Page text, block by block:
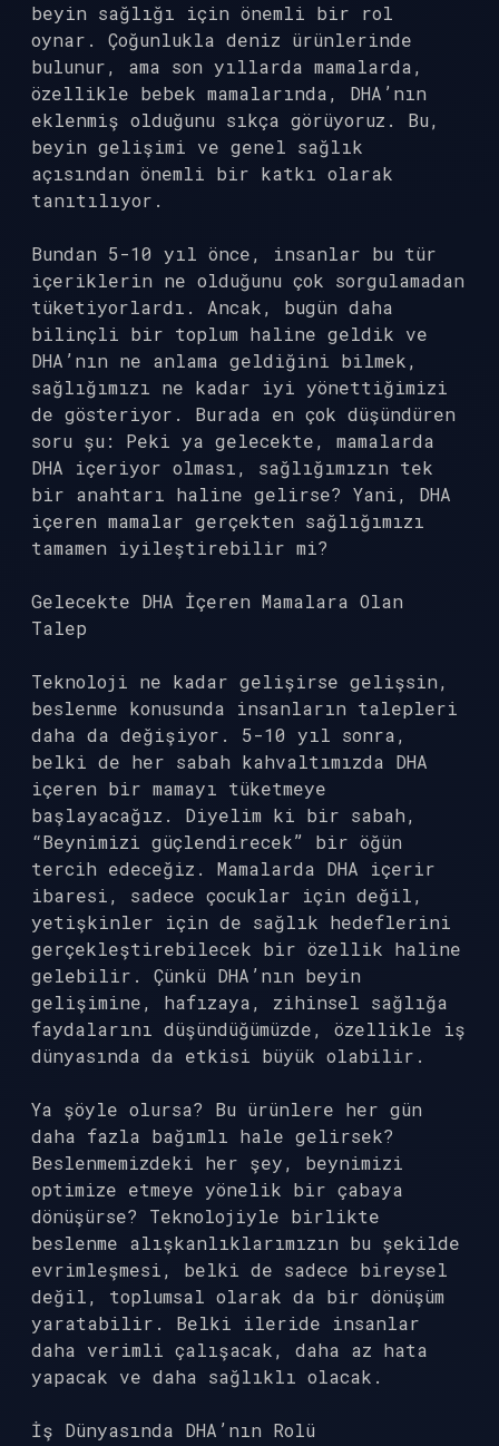
beyin sağlığı için önemli bir rol
oynar. Çoğunlukla deniz ürünlerinde
bulunur, ama son yıllarda mamalarda,
özellikle bebek mamalarında, DHA’nın
eklenmiş olduğunu sıkça görüyoruz. Bu,
beyin gelişimi ve genel sağlık
açısından önemli bir katkı olarak
tanıtılıyor.
Bundan 5-10 yıl önce, insanlar bu tür
içeriklerin ne olduğunu çok sorgulamadan
tüketiyorlardı. Ancak, bugün daha
bilinçli bir toplum haline geldik ve
DHA’nın ne anlama geldiğini bilmek,
sağlığımızı ne kadar iyi yönettiğimizi
de gösteriyor. Burada en çok düşündüren
soru şu: Peki ya gelecekte, mamalarda
DHA içeriyor olması, sağlığımızın tek
bir anahtarı haline gelirse? Yani, DHA
içeren mamalar gerçekten sağlığımızı
tamamen iyileştirebilir mi?
Gelecekte DHA İçeren Mamalara Olan
Talep
Teknoloji ne kadar gelişirse gelişsin,
beslenme konusunda insanların talepleri
daha da değişiyor. 5-10 yıl sonra,
belki de her sabah kahvaltımızda DHA
içeren bir mamayı tüketmeye
başlayacağız. Diyelim ki bir sabah,
“Beynimizi güçlendirecek” bir öğün
tercih edeceğiz. Mamalarda DHA içerir
ibaresi, sadece çocuklar için değil,
yetişkinler için de sağlık hedeflerini
gerçekleştirebilecek bir özellik haline
gelebilir. Çünkü DHA’nın beyin
gelişimine, hafızaya, zihinsel sağlığa
faydalarını düşündüğümüzde, özellikle iş
dünyasında da etkisi büyük olabilir.
Ya şöyle olursa? Bu ürünlere her gün
daha fazla bağımlı hale gelirsek?
Beslenmemizdeki her şey, beynimizi
optimize etmeye yönelik bir çabaya
dönüşürse? Teknolojiyle birlikte
beslenme alışkanlıklarımızın bu şekilde
evrimleşmesi, belki de sadece bireysel
değil, toplumsal olarak da bir dönüşüm
yaratabilir. Belki ileride insanlar
daha verimli çalışacak, daha az hata
yapacak ve daha sağlıklı olacak.
İş Dünyasında DHA’nın Rolü